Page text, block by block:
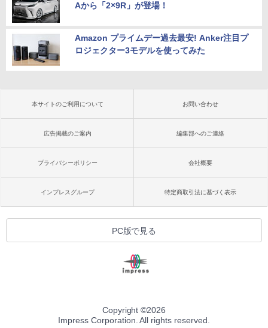
Aから「2×9R」が登場！
Amazon プライムデー過去最安! Anker注目プ
ロジェクター3モデルを使ってみた
本サイトのご利用について お問い合わせ
広告掲載のご案内 編集部へのご連絡
プライバシーポリシー 会社概要
インプレスグループ 特定商取引法に基づく表示
PC版で見る
Copyright ©2026
Impress Corporation. All rights reserved.